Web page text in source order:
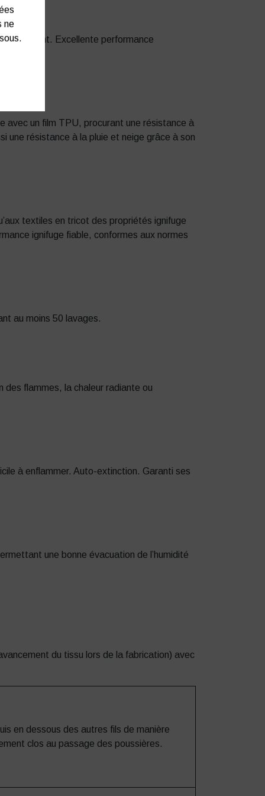
vêtement. Excellente performance
avec un film TPU, procurant une résistance à
une résistance à la pluie et neige grâce à son
textiles en tricot des propriétés ignifuge
ignifuge fiable, conformes aux normes
au moins 50 lavages.
flammes, la chaleur radiante ou
à enflammer. Auto-extinction. Garanti ses
une bonne évacuation de l’humidité
du tissu lors de la fabrication) avec
en dessous des autres fils de manière
clos au passage des poussières.
ne